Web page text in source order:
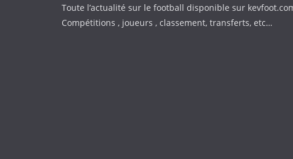
Toute l’actualité sur le football disponible sur
Compétitions , joueurs , classement, transferts, etc…